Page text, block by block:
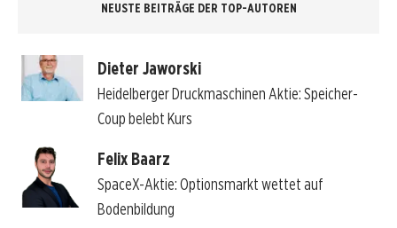
NEUSTE BEITRÄGE DER TOP-AUTOREN
Dieter Jaworski
Heidelberger Druckmaschinen Aktie: Speicher-
Coup belebt Kurs
Felix Baarz
SpaceX-Aktie: Optionsmarkt wettet auf
Bodenbildung